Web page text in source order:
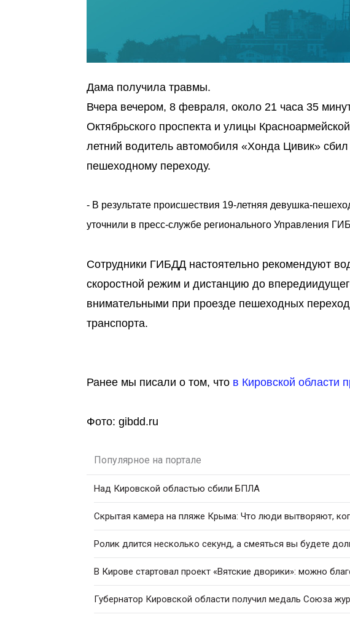
Дама получила травмы.
Вчера вечером, 8 февраля, около 21 часа 35
Октябрьского проспекта и улицы
летний водитель автомобиля «Хонда Цивик»
пешеходному переходу.
- В результате происшествия 19-летняя девушка-
уточнили в пресс-службе регионального Управления
Сотрудники ГИБДД настоятельно рекомендуют
скоростной режим и дистанцию до
внимательными при проезде пешеходных
транспорта.
Ранее мы писали о том, что в Кировской области
Фото: gibdd.ru
Популярное на портале
Над Кировской областью сбили БПЛА
Скрытая камера на пляже Крыма: Что люди вытворяют,
Ролик длится несколько секунд, а смеяться вы будете
В Кирове стартовал проект «Вятские дворики»: можно
Губернатор Кировской области получил медаль Союза